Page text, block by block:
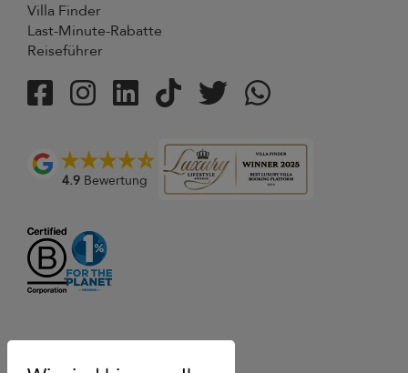
Villa Finder
Last-Minute-Rabatte
Reiseführer
4.9 Bewertung